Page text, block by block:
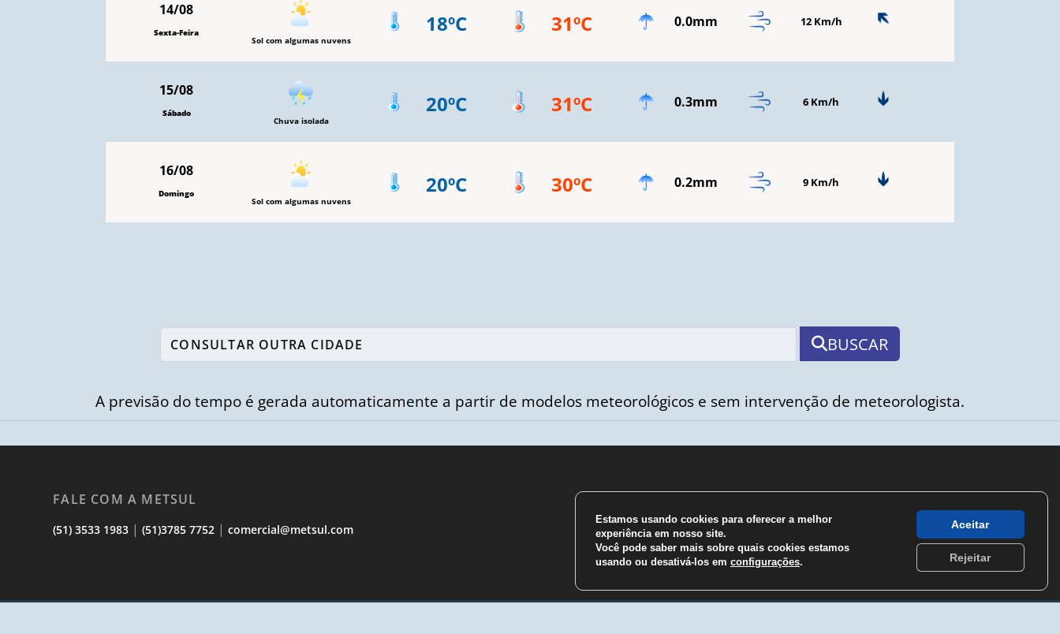
14/08
Sexta-Feira
Sol com algumas nuvens
18ºC 31ºC 0.0mm 12 Km/h
15/08
Sábado
Chuva isolada
20ºC 31ºC 0.3mm 6 Km/h
16/08
Domingo
Sol com algumas nuvens
20ºC 30ºC 0.2mm 9 Km/h
BUSCAR
A previsão do tempo é gerada automaticamente a partir de modelos meteorológicos e sem intervenção de meteorologista.
FALE COM A METSUL
(51) 3533 1983 |(51)3785 7752 |comercial@metsul.com
Estamos usando cookies para oferecer a melhor
experiência em nosso site.
Você pode saber mais sobre quais cookies estamos
usando ou desativá-los em configurações.
Aceitar
Rejeitar